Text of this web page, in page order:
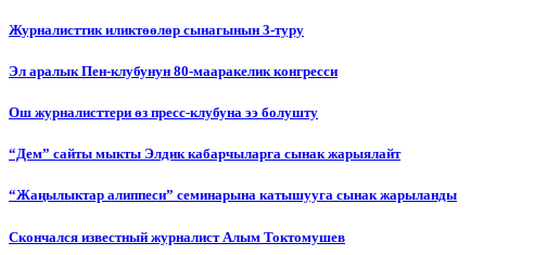
Журналисттик иликтөөлөр сынагынын 3-туру
Эл аралык Пен-клубунун 80-мааракелик конгресси
Ош журналисттери өз пресс-клубуна ээ болушту
“Дем” сайты мыкты Элдик кабарчыларга сынак жарыялайт
“Жаңылыктар алиппеси” семинарына катышууга сынак жарыланды
Cкончался известный журналист Алым Токтомушев